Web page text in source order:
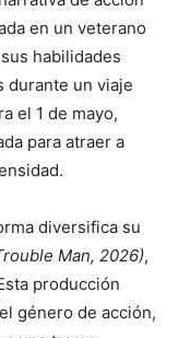
en un veterano
habilidades
durante un viaje
el 1 de mayo,
para atraer a
diversifica su
Man, 2026),
producción
género de acción,